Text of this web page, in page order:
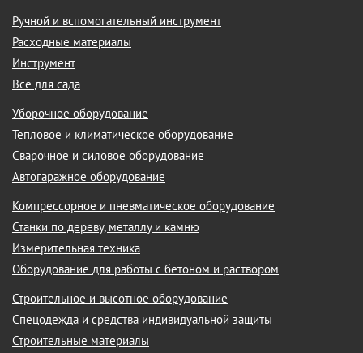
Ручной и вспомогательный инструмент
Расходные материалы
Инструмент
Все для сада
Уборочное оборудование
Тепловое и климатическое оборудование
Сварочное и силовое оборудование
Автогаражное оборудование
Компрессорное и пневматическое оборудование
Станки по дереву, металлу и камню
Измерительная техника
Оборудование для работы с бетоном и раствором
Строительное и высотное оборудование
Спецодежда и средства индивидуальной защиты
Строительные материалы